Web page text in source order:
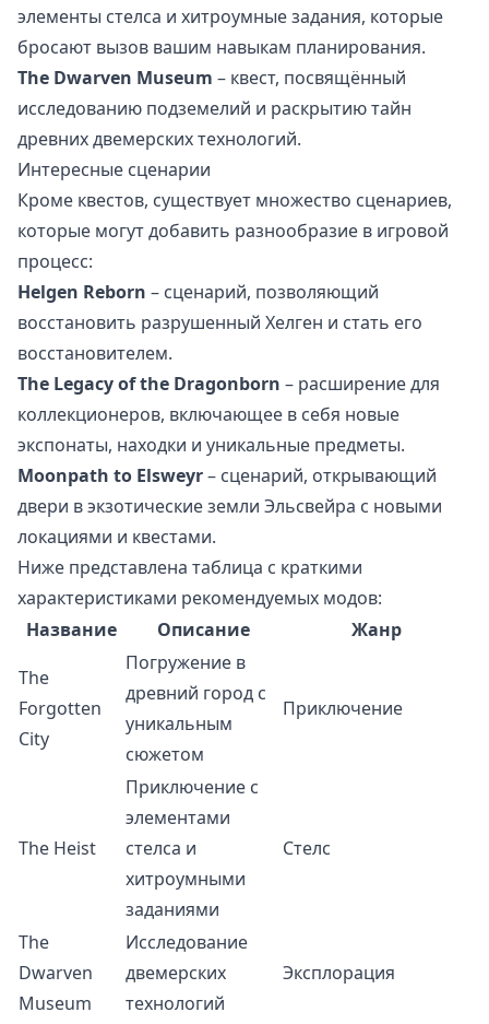
элементы стелса и хитроумные задания, которые
бросают вызов вашим навыкам планирования.
The Dwarven Museum – квест, посвящённый
исследованию подземелий и раскрытию тайн
древних двемерских технологий.
Интересные сценарии
Кроме квестов, существует множество сценариев,
которые могут добавить разнообразие в игровой
процесс:
Helgen Reborn – сценарий, позволяющий
восстановить разрушенный Хелген и стать его
восстановителем.
The Legacy of the Dragonborn – расширение для
коллекционеров, включающее в себя новые
экспонаты, находки и уникальные предметы.
Moonpath to Elsweyr– сценарий, открывающий
двери в экзотические земли Эльсвейра с новыми
локациями и квестами.
Ниже представлена таблица с краткими
характеристиками рекомендуемых модов:
Название
Описание
Жанр
The
Forgotten
City
Погружение в
древний город с
уникальным
сюжетом
Приключение
The Heist
Приключение с
элементами
стелса и
хитроумными
заданиями
Стелс
The
Dwarven
Museum
Исследование
двемерских
технологий
Эксплорация